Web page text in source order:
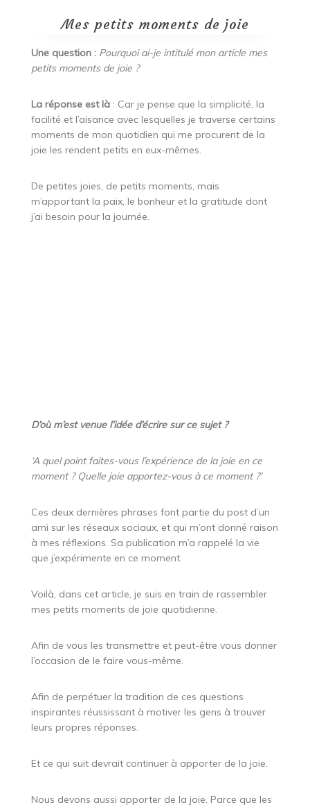
Mes petits moments de joie
Une question : Pourquoi ai-je intitulé mon article mes
petits moments de joie ?
La réponse est là : Car je pense que la simplicité, la
facilité et l’aisance avec lesquelles je traverse certains
moments de mon quotidien qui me procurent de la
joie les rendent petits en eux-mêmes.
De petites joies, de petits moments, mais
m’apportant la paix, le bonheur et la gratitude dont
j’ai besoin pour la journée.
D’où m’est venue l’idée d’écrire sur ce sujet ?
‘A quel point faites-vous l’expérience de la joie en ce
moment ? Quelle joie apportez-vous à ce moment ?’
Ces deux dernières phrases font partie du post d’un
ami sur les réseaux sociaux, et qui m’ont donné raison
à mes réflexions. Sa publication m’a rappelé la vie
que j’expérimente en ce moment.
Voilà, dans cet article, je suis en train de rassembler
mes petits moments de joie quotidienne.
Afin de vous les transmettre et peut-être vous donner
l’occasion de le faire vous-même.
Afin de perpétuer la tradition de ces questions
inspirantes réussissant à motiver les gens à trouver
leurs propres réponses.
Et ce qui suit devrait continuer à apporter de la joie.
Nous devons aussi apporter de la joie. Parce que les